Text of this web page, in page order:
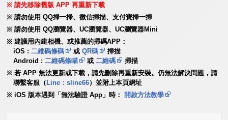
請先移除舊版 APP 再重新下載
請勿使用 QQ掃一掃、微信掃描、支付寶掃一掃
請勿使用 QQ瀏覽器、UC瀏覽器、UC瀏覽器Mini
建議用內建相機、或推薦的掃碼APP：
iOS :二維碼條碼 或QR碼
掃描
Android :二維碼條瞄 或二維碼
掃描
若 APP 無法更新或下載，請先刪除再重新安裝。仍無法解決問題，請
聯繫客服（ Line：sline66）並附上本頁網址
iOS 版本遇到「無法驗證 App」時：
開啟方法教學